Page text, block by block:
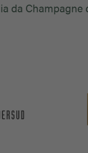
da Champagne